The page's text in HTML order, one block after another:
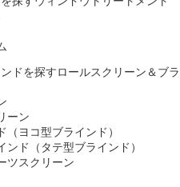
ロールスクリーン＆ブラ
ーン
（ヨコ型ブラインド）
ンド（タテ型ブラインド）
ツスクリーン